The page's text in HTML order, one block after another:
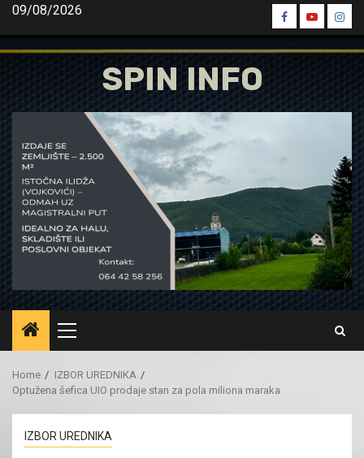
Skip
content
09/08/2026
Spin
Facebook
Spin
Youtube
Spin
SPIN INFO
Primary
Menu
Home
IZBOR UREDNIKA
Optužena šefica UIO prodaje stan za pola miliona maraka
IZBOR UREDNIKA